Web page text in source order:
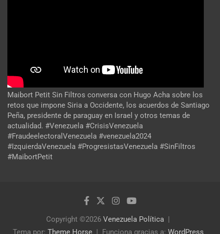
Maibort Petit Sin Filtros conversa con Hugo Acha sobre los
retos que impone Siria a Occidente, los acuerdos de Santiago
Peña, presidente de paraguay en Israel y otros temas de
actualidad. #Venezuela #CrisisVenezuela
#FraudeelectoralVenezuela #venezuela2024
#IzquierdaVenezuela #ProgresistasVenezuela #SinFiltros
#MaibortPetit
Copyright ©2026 Venezuela Política
Tema por: Theme Horse Funciona gracias a: WordPress